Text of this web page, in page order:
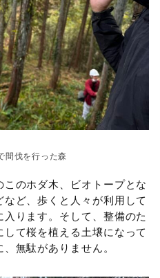
間伐を行った森
のホダ木、ビオトープとな
ど、歩くと人々が利用して
ります。そして、整備のた
て桜を植える土壌になって
無駄がありません。